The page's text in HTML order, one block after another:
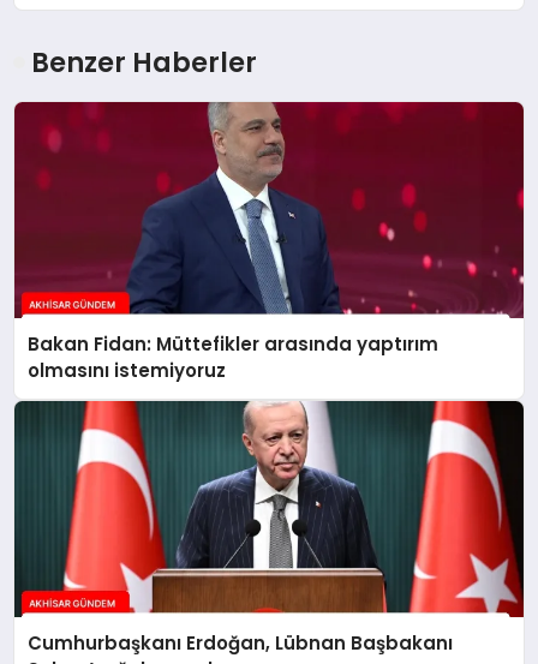
Benzer Haberler
Bakan Fidan: Müttefikler arasında yaptırım
olmasını istemiyoruz
Cumhurbaşkanı Erdoğan, Lübnan Başbakanı